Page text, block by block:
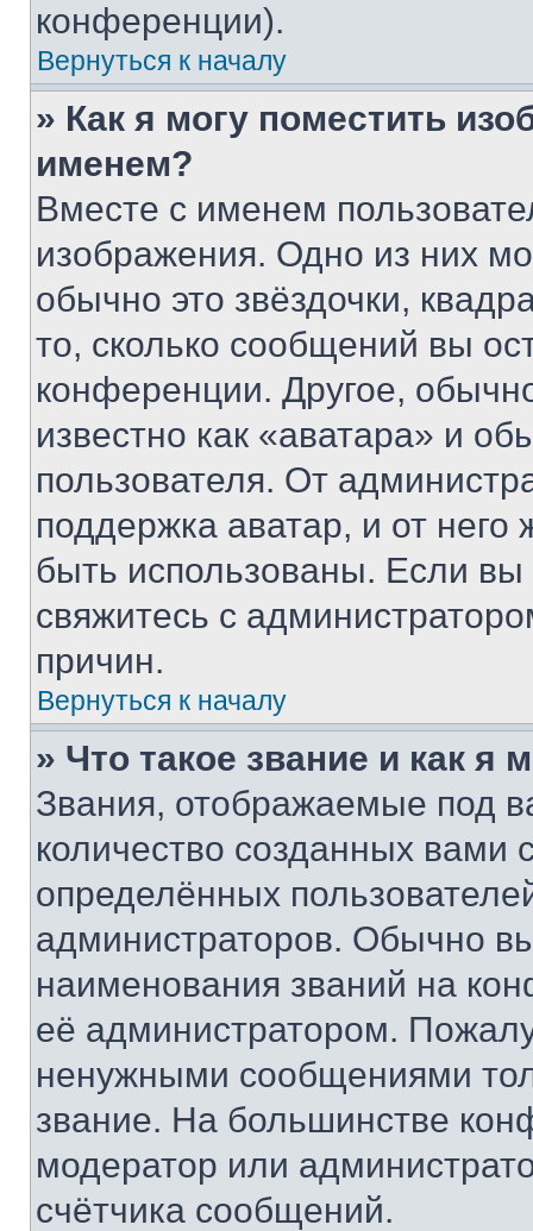
конференции).
Вернуться к началу
» Как я могу поместить
именем?
Вместе с именем
изображения. Одно из них
обычно это звёздочки,
то, сколько сообщений вы
конференции. Другое,
известно как «аватара» и
пользователя. От
поддержка аватар, и от него
быть использованы. Если
свяжитесь с
причин.
Вернуться к началу
» Что такое звание и как я
Звания, отображаемые под
количество созданных
определённых
администраторов. Обычно
наименования званий на
её администратором.
ненужными сообщениями
звание. На большинстве
модератор или
счётчика сообщений.